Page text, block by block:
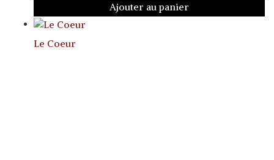
Ajouter au panier
Le Coeur